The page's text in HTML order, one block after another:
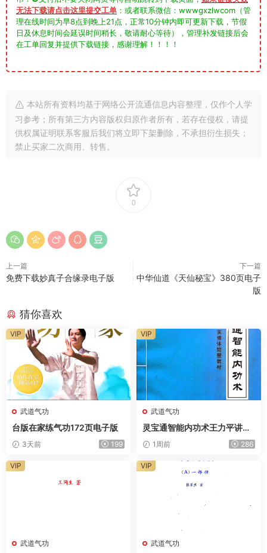
无法下载请点击这里提交工单 ：或者联系微信：wwwgxzlwcom（管
理在线时间为早8点到晚上21点，正常10分钟内即可更新下载，节假
日及休息时间会延误时间稍长，敬请耐心等待），管理补发链接后会
在工单回复并提供下载链接，感谢理解！！！！
本站所有资料均基于网络公开流通信息内容整理，仅作个人学
习参考；所有第三方内容版权归原作者所有，若存在侵权，请提
供权属证明联系客服后我们将立即下架删除，不承担衍生损失；
禁止买家二次商用、转售。
0
上一篇
免费下载妙真子合缘录电子版
下一篇
中华仙道《天仙秘宝》380页电子
版
猜你喜欢
武道气功
台版在家练气功172页电子版
3天前 199
VIP
武道气功
灵宝通智能内功术王力平讲课
实录650页电子版
1周前 286
VIP
武道气功
VIP
武道气功
VIP